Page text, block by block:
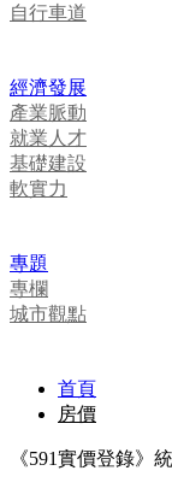
自行車道
經濟發展
產業脈動
就業人才
基礎建設
軟實力
專題
專欄
城市觀點
首頁
房價
《591實價登錄》